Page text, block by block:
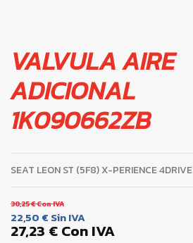
VALVULA AIRE
ADICIONAL
1K090662ZB
SEAT LEON ST (5F8) X-PERIENCE 4DRIVE
30,25 €Con IVA
22,50 € Sin IVA
27,23 €Con IVA